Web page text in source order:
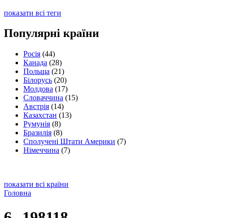
показати всі теги
Популярні країни
Росія (44)
Канада (28)
Польща (21)
Білорусь (20)
Молдова (17)
Словаччина (15)
Австрія (14)
Казахстан (13)
Румунія (8)
Бразилія (8)
Сполучені Штати Америки (7)
Німеччина (7)
показати всі країни
Головна